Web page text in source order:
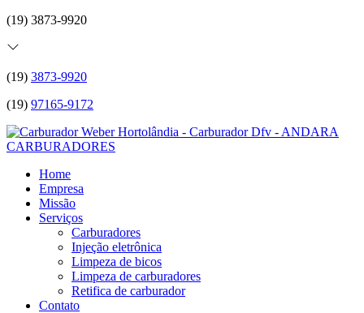
(19) 3873-9920
(19) 3873-9920
(19) 97165-9172
Home
Empresa
Missão
Serviços
Carburadores
Injeção eletrônica
Limpeza de bicos
Limpeza de carburadores
Retifica de carburador
Contato